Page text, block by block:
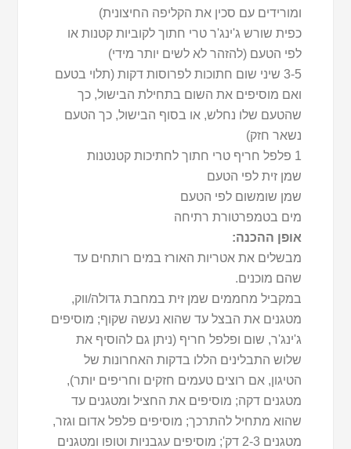
ומורידים עם סכין את הקליפה החיצונית)
כפית שורש ג'ינג'ר טרי חתוך לקוביות קטנות או
לפי הטעם (להזהר לא לשים יותר מידי)
3-5 שיני שום חתוכות לפרוסות דקות (תלוי בטעם
ואם מוסיפים את השום בתחילת הבישול, כך
שהטעם שלו נחלש, או בסוף הבישול, כך הטעם
נשאר חזק)
1 פלפל חריף טרי חתוך לחתיכות קטנטנות
שמן זית לפי הטעם
שמן שומשום לפי הטעם
מים בטמפרטורת רתיחה
אופן ההכנה:
מבשלים את אטריות האורז במים רותחים עד
שהם מוכנים.
במקביל מחממים שמן זית במחבת גדולה/ווק,
מטגנים את הבצל עד שהוא נעשה שקוף; מוסיפים
ג'ינג'ר, שום ופלפל חריף (ניתן גם להוסיף את
שלוש התבלינים הללו בדקות האחרונות של
הטיגון, אם רוצים טעמים חזקים וחריפים יותר),
מטגנים דקה; מוסיפים את החציל ומטגנים עד
שהוא מתחיל להתרכך; מוסיפים פלפל אדום וגזר,
מטגנים 2-3 דק'; מוסיפים עגבניות וטופו ומטגנים